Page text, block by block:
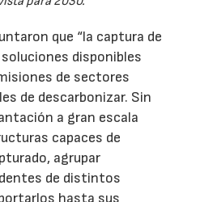
que “la captura de
disponibles
de sectores
de descarbonizar. Sin
a gran escala
capaces de
agrupar
de distintos